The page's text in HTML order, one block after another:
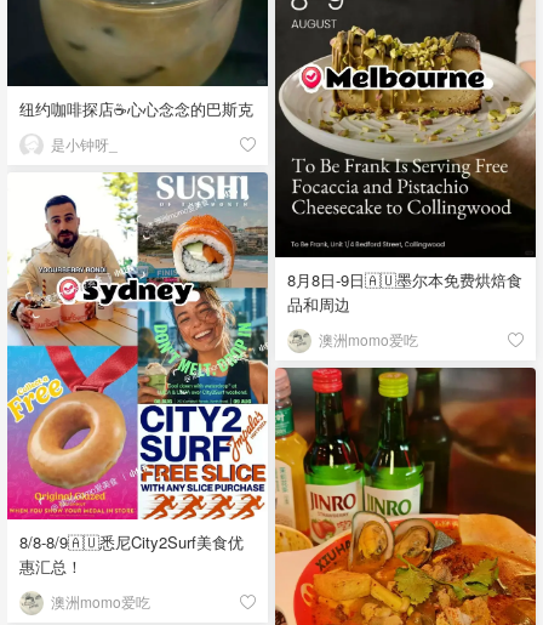
纽约咖啡探店☕️心心念念的巴斯克
是小钟呀_
8月8日-9日🇦🇺墨尔本免费烘焙食
品和周边
澳洲momo爱吃
8/8-8/9🇦🇺悉尼City2Surf美食优
惠汇总！
澳洲momo爱吃